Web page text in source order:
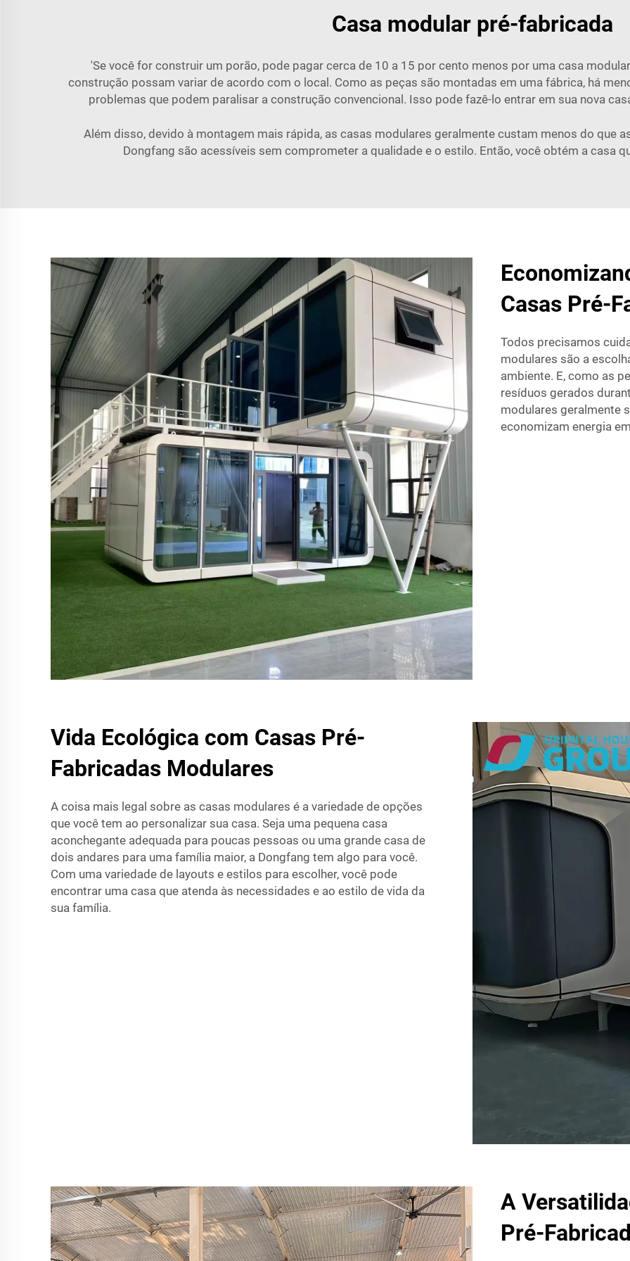
Casa modular pré-fabricada
'Se você for construir um porão, pode pagar cerca de 10 a 15 por cento menos por uma casa
construção possam variar de acordo com o local. Como as peças são montadas em uma fábrica, há
problemas que podem paralisar a construção convencional. Isso pode fazê-lo entrar em sua nova
Além disso, devido à montagem mais rápida, as casas modulares geralmente custam menos do que
Dongfang são acessíveis sem comprometer a qualidade e o estilo. Então, você obtém a casa
Casas Pré-
Todos precisamos
modulares são a
ambiente. E, como as
resíduos gerados
modulares geralmente
economizam energia
Vida Ecológica com Casas Pré-
Fabricadas Modulares
A coisa mais legal sobre as casas modulares é a variedade de opções
que você tem ao personalizar sua casa. Seja uma pequena casa
aconchegante adequada para poucas pessoas ou uma grande casa de
dois andares para uma família maior, a Dongfang tem algo para você.
Com uma variedade de layouts e estilos para escolher, você pode
encontrar uma casa que atenda às necessidades e ao estilo de vida da
sua família.
A
Pré-